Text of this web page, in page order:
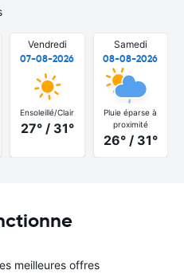
Vendredi
07-08-2026
Ensoleillé/Clair
27° / 31°
Samedi
08-08-2026
Pluie éparse à
proximité
26° / 31°
meilleures offres